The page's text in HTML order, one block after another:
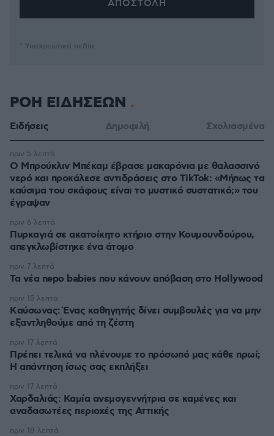
* Υποχρεωτικά πεδία
ΡΟΗ ΕΙΔΗΣΕΩΝ
Ειδήσεις Δημοφιλή Σχολιασμένα
Ο Μπρούκλιν Μπέκαμ έβρασε μακαρόνια με θαλασσινό
νερό και προκάλεσε αντιδράσεις στο TikTok: «Μήπως τα
καύσιμα του σκάφους είναι το μυστικό συστατικό;» του
έγραψαν
πριν 5 λεπτά
Πυρκαγιά σε ακατοίκητο κτήριο στην Κουμουνδούρου,
απεγκλωβίστηκε ένα άτομο
πριν 6 λεπτά
Τα νέα nepo babies που κάνουν απόβαση στο Hollywood
πριν 7 λεπτά
Kαύσωνας: Ένας καθηγητής δίνει συμβουλές για να μην
εξαντληθούμε από τη ζέστη
πριν 15 λεπτά
Πρέπει τελικά να πλένουμε το πρόσωπό μας κάθε πρωί;
Η απάντηση ίσως σας εκπλήξει
πριν 17 λεπτά
Χαρδαλιάς: Καμία ανεμογεννήτρια σε καμένες και
αναδασωτέες περιοχές της Αττικής
πριν 17 λεπτά
πριν 18 λεπτά